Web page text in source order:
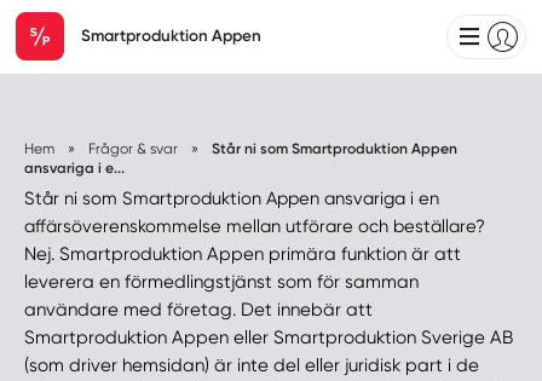
Smartproduktion Appen
Hem » Frågor & svar »
Står ni som Smartproduktion Appen
ansvariga i e...
Står ni som Smartproduktion Appen ansvariga i en
affärsöverenskommelse mellan utförare och beställare?
Nej. Smartproduktion Appen primära funktion är att
leverera en förmedlingstjänst som för samman
användare med företag. Det innebär att
Smartproduktion Appen eller Smartproduktion Sverige AB
(som driver hemsidan) är inte del eller juridisk part i de